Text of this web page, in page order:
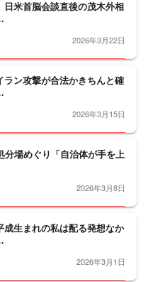
ニュースの「当事者」と、
日米首脳会談直後の茂木外相
2026年3月22日
ラン攻撃が合法かきちんと確
2026年3月15日
分場めぐり「自治体が手を上
2026年3月8日
成生まれの私は配る発想なか
2026年3月1日